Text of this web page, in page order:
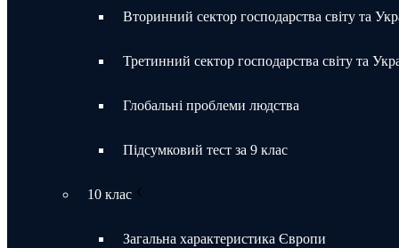
Вторинний сектор господарства світу та
Третинний сектор господарства світу та
Глобальні проблеми людства
Підсумковий тест за 9 клас
10 клас
Загальна характеристика Європи